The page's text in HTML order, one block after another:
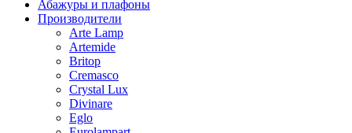
Абажуры и плафоны
Производители
Arte Lamp
Artemide
Britop
Cremasco
Crystal Lux
Divinare
Eglo